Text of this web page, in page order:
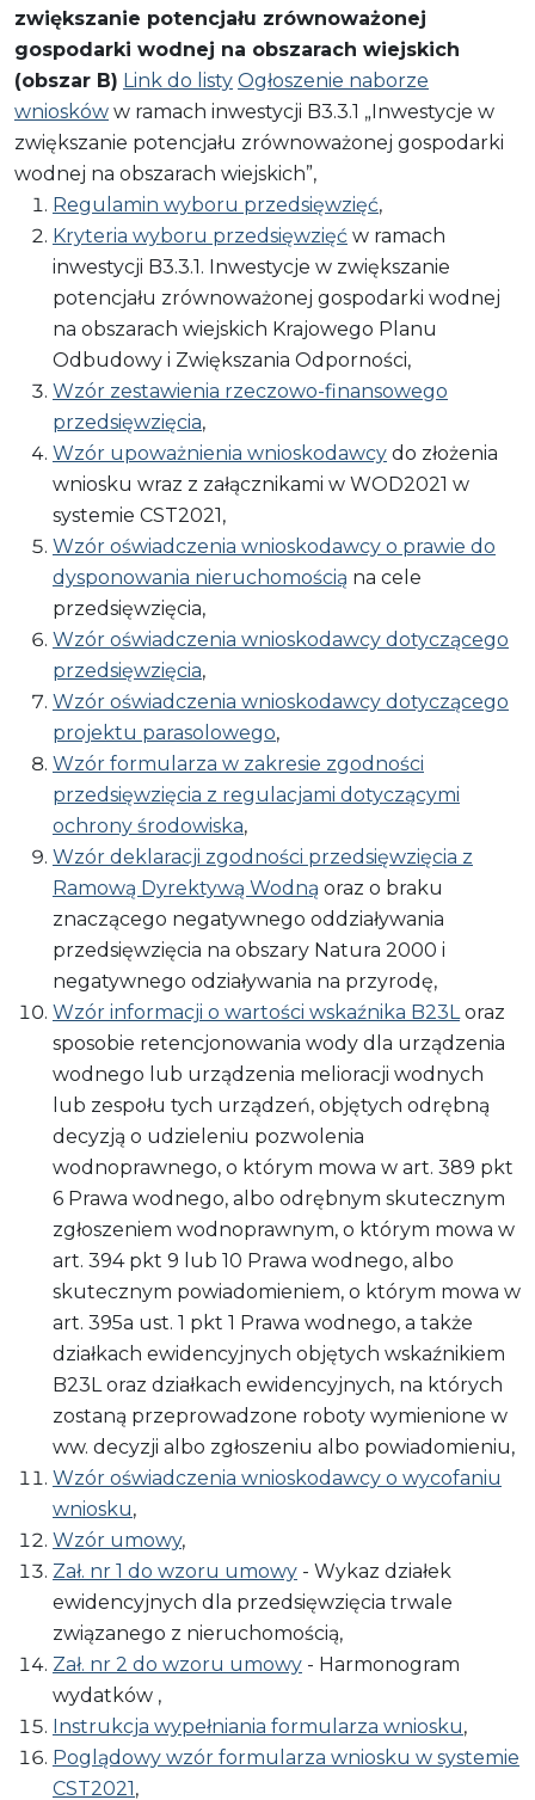
zwiększanie potencjału zrównoważonej
gospodarki wodnej na obszarach wiejskich
(obszar B) Link do listy Ogłoszenie naborze
wniosków w ramach inwestycji B3.3.1 „Inwestycje w
zwiększanie potencjału zrównoważonej gospodarki
wodnej na obszarach wiejskich”,
Regulamin wyboru przedsięwzięć,
Kryteria wyboru przedsięwzięć w ramach
inwestycji B3.3.1. Inwestycje w zwiększanie
potencjału zrównoważonej gospodarki wodnej
na obszarach wiejskich Krajowego Planu
Odbudowy i Zwiększania Odporności,
Wzór zestawienia rzeczowo-finansowego
przedsięwzięcia,
Wzór upoważnienia wnioskodawcy do złożenia
wniosku wraz z załącznikami w WOD2021 w
systemie CST2021,
Wzór oświadczenia wnioskodawcy o prawie do
dysponowania nieruchomością na cele
przedsięwzięcia,
Wzór oświadczenia wnioskodawcy dotyczącego
przedsięwzięcia,
Wzór oświadczenia wnioskodawcy dotyczącego
projektu parasolowego,
Wzór formularza w zakresie zgodności
przedsięwzięcia z regulacjami dotyczącymi
ochrony środowiska,
Wzór deklaracji zgodności przedsięwzięcia z
Ramową Dyrektywą Wodną oraz o braku
znaczącego negatywnego oddziaływania
przedsięwzięcia na obszary Natura 2000 i
negatywnego odziaływania na przyrodę,
Wzór informacji o wartości wskaźnika B23Loraz
sposobie retencjonowania wody dla urządzenia
wodnego lub urządzenia melioracji wodnych
lub zespołu tych urządzeń, objętych odrębną
decyzją o udzieleniu pozwolenia
wodnoprawnego, o którym mowa w art. 389 pkt
6 Prawa wodnego, albo odrębnym skutecznym
zgłoszeniem wodnoprawnym, o którym mowa w
art. 394 pkt 9 lub 10 Prawa wodnego, albo
skutecznym powiadomieniem, o którym mowa w
art. 395a ust. 1 pkt 1 Prawa wodnego, a także
działkach ewidencyjnych objętych wskaźnikiem
B23L oraz działkach ewidencyjnych, na których
zostaną przeprowadzone roboty wymienione w
ww. decyzji albo zgłoszeniu albo powiadomieniu,
Wzór oświadczenia wnioskodawcy o wycofaniu
wniosku,
Wzór umowy,
Zał. nr 1 do wzoru umowy - Wykaz działek
ewidencyjnych dla przedsięwzięcia trwale
związanego z nieruchomością,
Zał. nr 2 do wzoru umowy - Harmonogram
wydatków ,
Instrukcja wypełniania formularza wniosku,
Poglądowy wzór formularza wniosku w systemie
CST2021,